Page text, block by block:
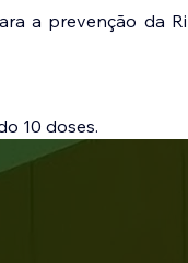
a prevenção da
10 doses.